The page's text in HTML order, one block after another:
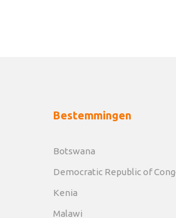
Bestemmingen
Botswana
Democratic Republic of
Kenia
Malawi